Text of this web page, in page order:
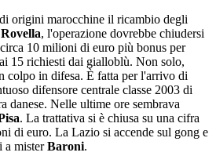
origini marocchine il ricambio degli
Rovella, l'operazione dovrebbe chiudersi
10 milioni di euro più bonus per
15 richiesti dai gialloblù. Non solo,
colpo in difesa. È fatta per l'arrivo di
difensore centrale classe 2003 di
danese. Nelle ultime ore sembrava
. La trattativa si è chiusa su una cifra
di euro. La Lazio si accende sul gong e
a misterBaroni.